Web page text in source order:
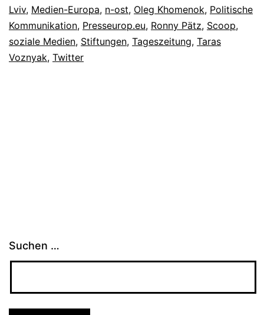
Lviv, Medien-Europa, n-ost, Oleg Khomenok, Politische
Kommunikation, Presseurop.eu, Ronny Pätz, Scoop,
soziale Medien, Stiftungen, Tageszeitung, Taras
Voznyak, Twitter
Suchen …